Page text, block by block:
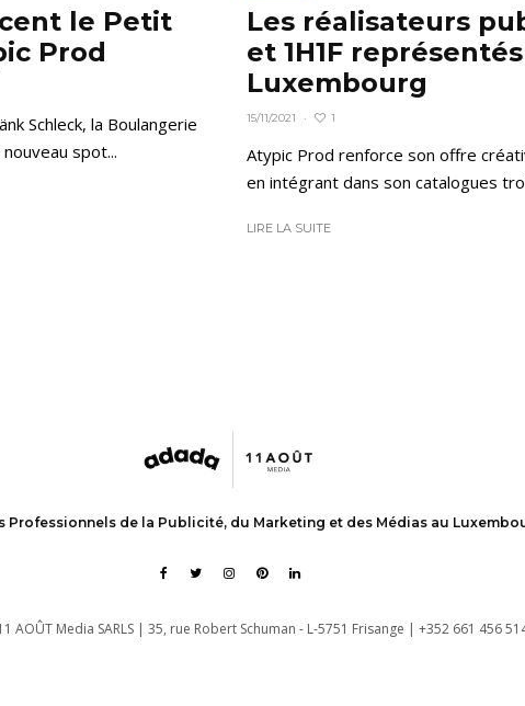
le Petit
Prod
Schleck, la Boulangerie
spot...
Les réalisateurs
et 1H1F
Luxembourg
15/11/2021 · 1
Atypic Prod renforce son offre
en intégrant dans son catalogues
LIRE LA SUITE
Professionnels de la Publicité, du Marketing et des Médias au
AOÛT Media SARLS | 35, rue Robert Schuman - L-5751 Frisange | +352 661 456